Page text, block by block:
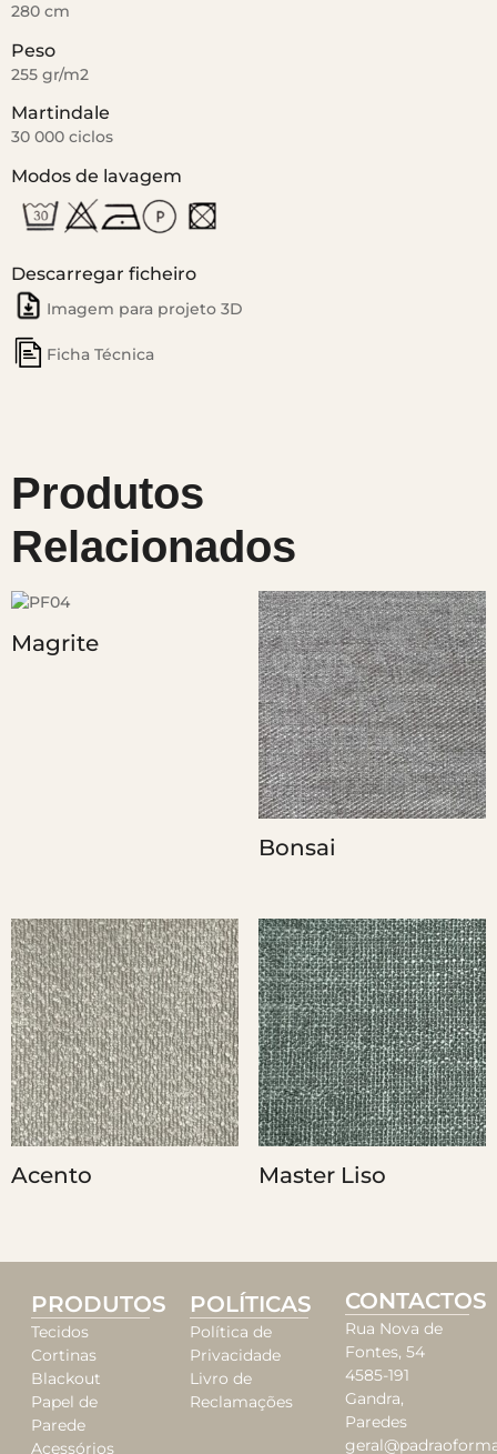
280 cm
Peso
255 gr/m2
Martindale
30 000 ciclos
Modos de lavagem
Descarregar ficheiro
Imagem para projeto 3D
Ficha Técnica
Produtos
Relacionados
Magrite
Bonsai
Acento Master Liso
PRODUTOS
Tecidos
Cortinas
Blackout
Papel de
Parede
Acessórios
POLÍTICAS
Política de
Privacidade
Livro de
Reclamações
CONTACTOS
Rua Nova de
Fontes, 54
4585-191
Gandra,
Paredes